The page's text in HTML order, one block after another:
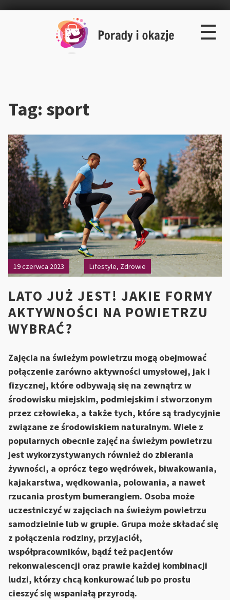
☰
×
Tag: sport
19 czerwca 2023 Lifestyle, Zdrowie
LATO JUŻ JEST! JAKIE FORMY
AKTYWNOŚCI NA POWIETRZU
WYBRAĆ?
Zajęcia na świeżym powietrzu mogą obejmować
połączenie zarówno aktywności umysłowej, jak i
fizycznej, które odbywają się na zewnątrz w
środowisku miejskim, podmiejskim i stworzonym
przez człowieka, a także tych, które są tradycyjnie
związane ze środowiskiem naturalnym. Wiele z
popularnych obecnie zajęć na świeżym powietrzu
jest wykorzystywanych również do zbierania
żywności, a oprócz tego wędrówek, biwakowania,
kajakarstwa, wędkowania, polowania, a nawet
rzucania prostym bumerangiem. Osoba może
uczestniczyć w zajęciach na świeżym powietrzu
samodzielnie lub w grupie. Grupa może składać się
z połączenia rodziny, przyjaciół,
współpracowników, bądź też pacjentów
rekonwalescencji oraz prawie każdej kombinacji
ludzi, którzy chcą konkurować lub po prostu
cieszyć się wspaniałą przyrodą.